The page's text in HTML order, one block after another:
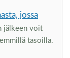
jossa
jälkeen voit
tasoilla.